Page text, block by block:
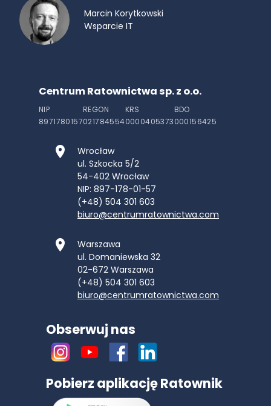
Marcin Korytkowski
Wsparcie IT
Centrum Ratownictwa sp. z o.o.
NIP
8971780157
REGON
021784554
KRS
0000405373
BDO
000156425
Wrocław
ul. Szkocka 5/2
54-402 Wrocław
NIP: 897-178-01-57
(+48) 504 301 603
biuro@centrumratownictwa.com
Warszawa
ul. Domaniewska 32
02-672 Warszawa
(+48) 504 301 603
biuro@centrumratownictwa.com
Obserwuj nas
Pobierz aplikację Ratownik